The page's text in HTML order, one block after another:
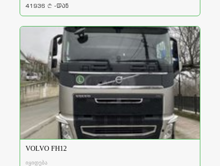
41936 a -დან
VOLVO FH12
იყიდება